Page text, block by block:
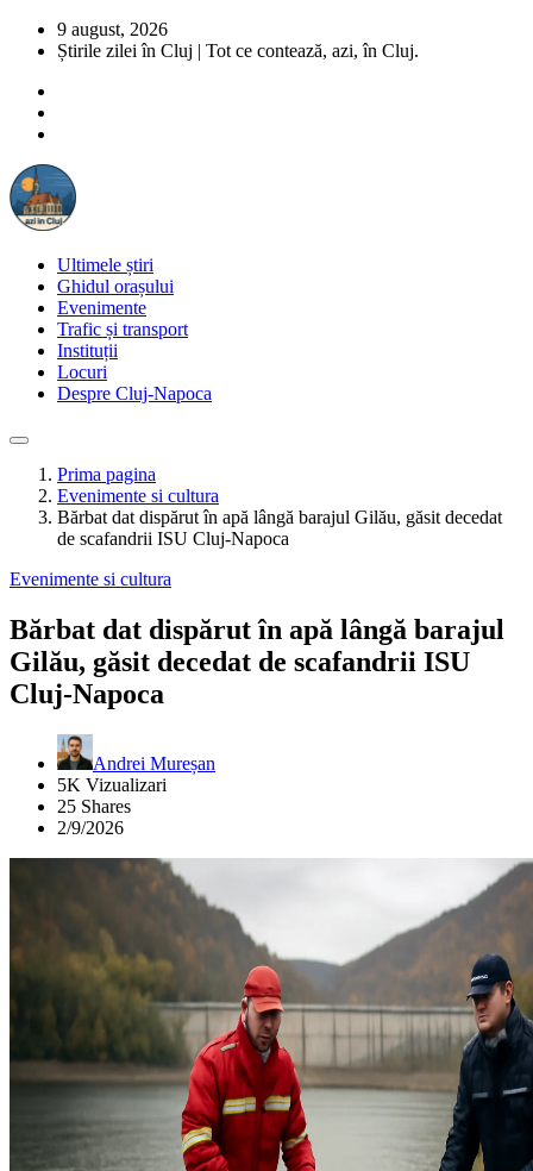
9 august, 2026
Știrile zilei în Cluj | Tot ce contează, azi, în Cluj.
Ultimele știri
Ghidul orașului
Evenimente
Trafic și transport
Instituții
Locuri
Despre Cluj-Napoca
Prima pagina
Evenimente si cultura
Bărbat dat dispărut în apă lângă barajul Gilău, găsit decedat
de scafandrii ISU Cluj-Napoca
Evenimente si cultura
Bărbat dat dispărut în apă lângă barajul
Gilău, găsit decedat de scafandrii ISU
Cluj-Napoca
Andrei Mureșan
5K Vizualizari
25 Shares
2/9/2026